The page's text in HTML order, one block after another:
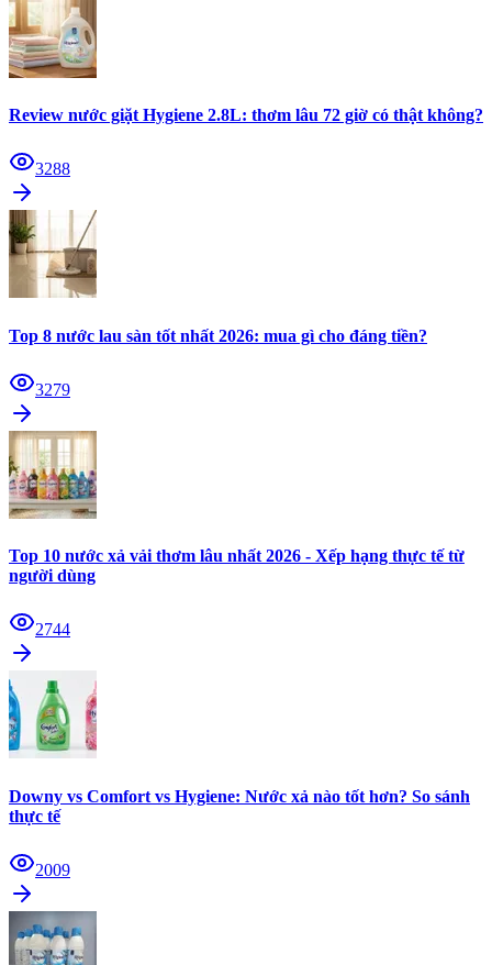
Review nước giặt Hygiene 2.8L: thơm lâu 72 giờ có thật không?
3288
Top 8 nước lau sàn tốt nhất 2026: mua gì cho đáng tiền?
3279
Top 10 nước xả vải thơm lâu nhất 2026 - Xếp hạng thực tế từ
người dùng
2744
Downy vs Comfort vs Hygiene: Nước xả nào tốt hơn? So sánh
thực tế
2009